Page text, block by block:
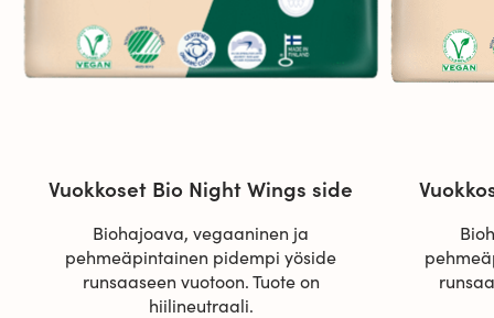
Vuokkoset Bio Night Wings side
Biohajoava, vegaaninen ja
pehmeäpintainen pidempi yöside
runsaaseen vuotoon. Tuote on
hiilineutraali.